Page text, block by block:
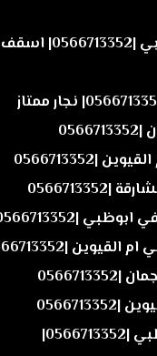
تركيب فورسيلنج في دبي |0566713352| اسقف
|0566713352
|0566713352
|0566713352